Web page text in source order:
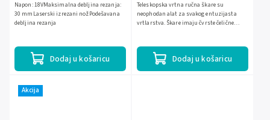
Dodaj u košaricu
Napon: 18VMaksimalna debljina rezanja:
30 mmLaserski izrezani nožPodešavana
debljina rezanja
Dodaj u košaricu
Teleskopska vrtna ručna škare su
neophodan alat za svakog entuzijasta
vrtlarstva. Škare imaju čvrste čelične
Akcija